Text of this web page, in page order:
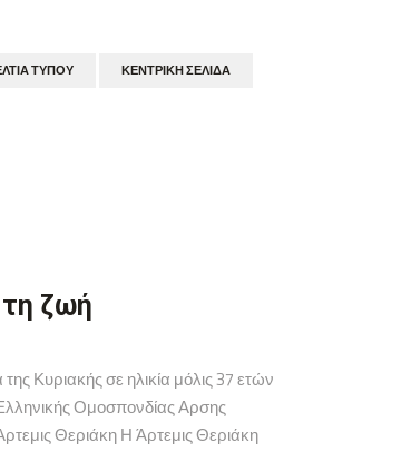
ΤΎΠΟΥ ΚΕΝΤΡΙΚΉ ΣΕΛΊΔΑ
τη ζωή
Κυριακής σε ηλικία μόλις 37 ετών
Ομοσπονδίας Αρσης
Θεριάκη Η Άρτεμις Θεριάκη